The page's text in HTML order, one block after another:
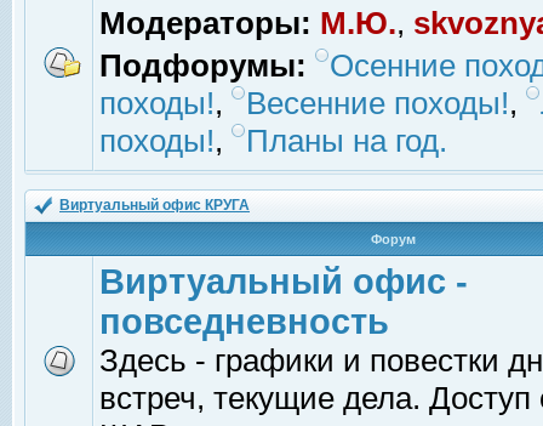
Модераторы: М.Ю.,
Подфорумы:
Осенние
походы!, Весенние походы!,
походы!, Планы на год.
Виртуальный офис КРУГА
Форум
Виртуальный офис -
повседневность
Здесь - графики и повестки
встреч, текущие дела.